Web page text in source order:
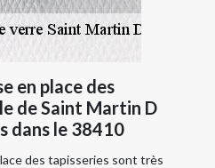
en place des
de Saint Martin D
dans le 38410
des tapisseries sont très